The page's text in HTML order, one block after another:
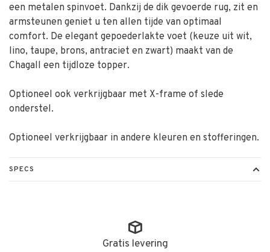
een metalen spinvoet. Dankzij de dik gevoerde rug, zit en
armsteunen geniet u ten allen tijde van optimaal
comfort. De elegant gepoederlakte voet (keuze uit wit,
lino, taupe, brons, antraciet en zwart) maakt van de
Chagall een tijdloze topper.
Optioneel ook verkrijgbaar met X-frame of slede
onderstel.
Optioneel verkrijgbaar in andere kleuren en stofferingen.
SPECS
Gratis levering